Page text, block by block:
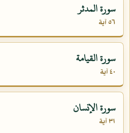
سورة المدثر
٥٦ آية
سورة القيامة
٤٠ آية
سورة الإنسان
٣١ آية